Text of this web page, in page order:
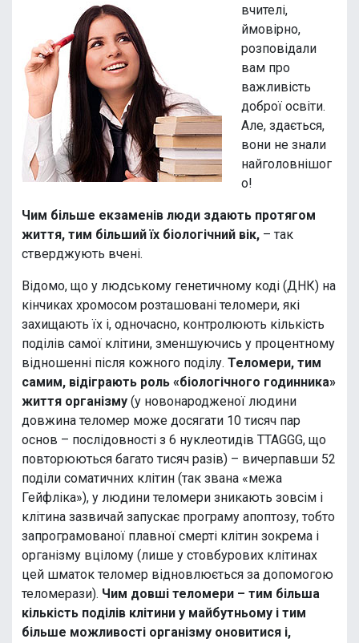
вчителі,
ймовірно,
розповідали
вам про
важливість
доброї освіти.
Але, здається,
вони не знали
найголовнішог
о!
Чим більше екзаменів люди здають протягом
життя, тим більший їх біологічний вік, – так
стверджують вчені.
Відомо, що у людському генетичному коді (ДНК) на
кінчиках хромосом розташовані теломери, які
захищають їх і, одночасно, контролюють кількість
поділів самої клітини, зменшуючись у процентному
відношенні після кожного поділу. Теломери, тим
самим, відіграють роль «біологічного годинника»
життя організму (у новонародженої людини
довжина теломер може досягати 10 тисяч пар
основ – послідовності з 6 нуклеотидів TTAGGG, що
повторюються багато тисяч разів) – вичерпавши 52
поділи соматичних клітин (так звана «межа
Гейфліка»), у людини теломери зникають зовсім і
клітина зазвичай запускає програму апоптозу, тобто
запрограмованої плавної смерті клітин зокрема і
організму вцілому (лише у стовбурових клітинах
цей шматок теломер відновлюється за допомогою
теломерази). Чим довші теломери – тим більша
кількість поділів клітини у майбутньому і тим
більше можливості організму оновитися і,